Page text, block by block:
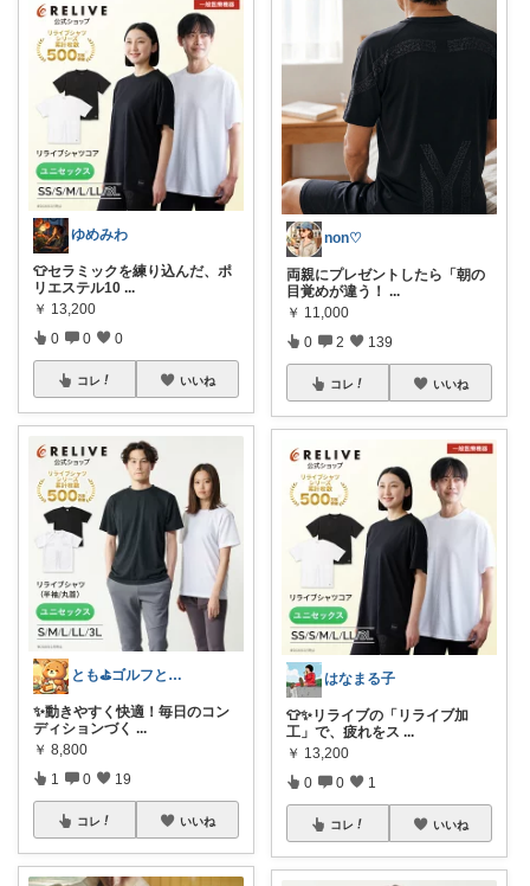
ゆめみわ
👕セラミックを練り込んだ、ポ
リエステル10 ...
￥ 13,200
0 0 0
コレ いいね
とも⛳️ゴルフと温泉好き
✨動きやすく快適！毎日のコン
ディションづく ...
￥ 8,800
1 0 19
コレ いいね
non♡
両親にプレゼントしたら「朝の
目覚めが違う！ ...
￥ 11,000
0 2 139
コレ いいね
はなまる子
👕✨リライブの「リライブ加
工」で、疲れをス ...
￥ 13,200
0 0 1
コレ いいね